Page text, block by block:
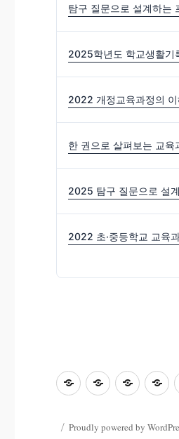
탐구 질문으로 설계하는
2025학년도 학교생활기
2022 개정교육과정의
한 권으로 살펴보는 교육
2025 탐구 질문으로 설
초
홈
좋
과
Proudly powered by